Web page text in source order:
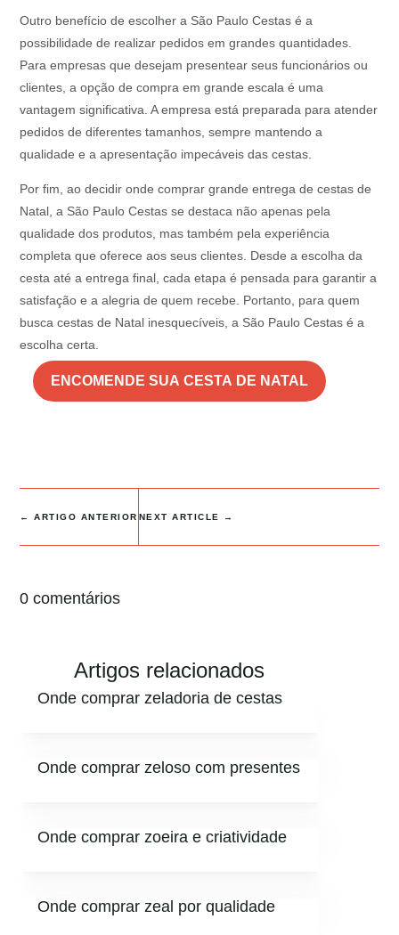
Outro benefício de escolher a São Paulo Cestas é a
possibilidade de realizar pedidos em grandes quantidades.
Para empresas que desejam presentear seus funcionários ou
clientes, a opção de compra em grande escala é uma
vantagem significativa. A empresa está preparada para atender
pedidos de diferentes tamanhos, sempre mantendo a
qualidade e a apresentação impecáveis das cestas.
Por fim, ao decidir onde comprar grande entrega de cestas de
Natal, a São Paulo Cestas se destaca não apenas pela
qualidade dos produtos, mas também pela experiência
completa que oferece aos seus clientes. Desde a escolha da
cesta até a entrega final, cada etapa é pensada para garantir a
satisfação e a alegria de quem recebe. Portanto, para quem
busca cestas de Natal inesquecíveis, a São Paulo Cestas é a
escolha certa.
ENCOMENDE SUA CESTA DE NATAL
←ARTIGO ANTERIOR NEXT ARTICLE →
0 comentários
Artigos relacionados
Onde comprar zeladoria de cestas
Onde comprar zeloso com presentes
Onde comprar zoeira e criatividade
Onde comprar zeal por qualidade